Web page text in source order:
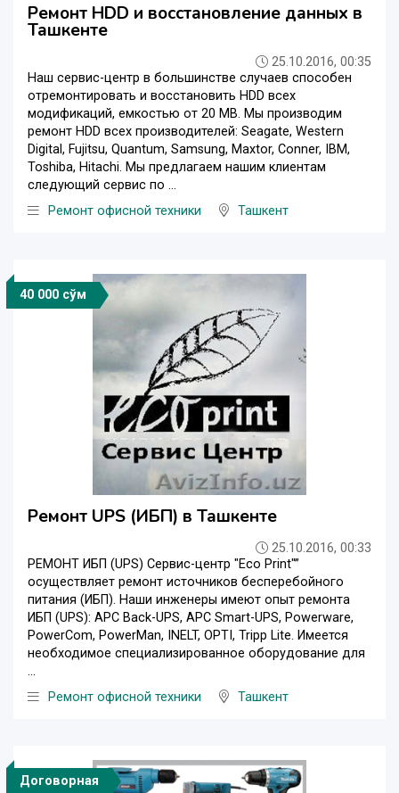
Ремонт HDD и восстановление данных в
Ташкенте
25.10.2016, 00:35
Наш сервис-центр в большинстве случаев способен
отремонтировать и восстановить HDD всех
модификаций, емкостью от 20 MB. Мы производим
ремонт HDD всех производителей: Seagate, Western
Digital, Fujitsu, Quantum, Samsung, Maxtor, Conner, IBM,
Toshiba, Hitachi. Мы предлагаем нашим клиентам
следующий сервис по ...
Ремонт офисной техники
Ташкент
40 000 сўм
Ремонт UPS (ИБП) в Ташкенте
25.10.2016, 00:33
РЕМОНТ ИБП (UPS) Сервис-центр "Eco Print"”
осуществляет ремонт источников бесперебойного
питания (ИБП). Наши инженеры имеют опыт ремонта
ИБП (UPS): APC Back-UPS, APC Smart-UPS, Powerware,
PowerCom, PowerMan, INELT, OPTI, Tripp Lite. Имеется
необходимое специализированное оборудование для
...
Ремонт офисной техники
Ташкент
Договорная